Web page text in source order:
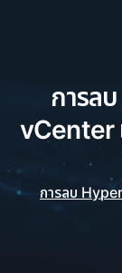
การล
vCenter
การลบ